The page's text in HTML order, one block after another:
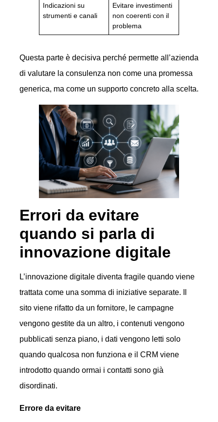
Indicazioni su
strumenti e canali
Evitare investimenti
non coerenti con il
problema
Questa parte è decisiva perché permette all’azienda
di valutare la consulenza non come una promessa
generica, ma come un supporto concreto alla scelta.
Errori da evitare
quando si parla di
innovazione digitale
L’innovazione digitale diventa fragile quando viene
trattata come una somma di iniziative separate. Il
sito viene rifatto da un fornitore, le campagne
vengono gestite da un altro, i contenuti vengono
pubblicati senza piano, i dati vengono letti solo
quando qualcosa non funziona e il CRM viene
introdotto quando ormai i contatti sono già
disordinati.
Errore da evitare